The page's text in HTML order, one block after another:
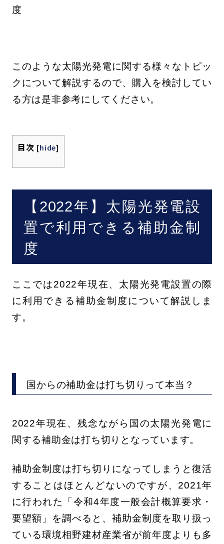
度
このような太陽光発電に関する様々なトピッ
クについて解説するので、購入を検討してい
る方は是非参考にしてください。
目次 [hide]
【2022年】太陽光発電設
置で利用できる補助金制
度
ここでは2022年現在、太陽光発電設置の際
に利用できる補助金制度について解説しま
す。
国からの補助金は打ち切りって本当？
2022年現在、残念ながら国の太陽光発電に
関する補助金は打ち切りとなっています。
補助金制度は打ち切りになってしまうと復活
することはほとんどないのですが、2021年
に行われた「令和4年度一般会計概算要求・
要望額」を調べると、補助金制度を取り扱っ
ている環境相野建材産業省が前年度よりも多